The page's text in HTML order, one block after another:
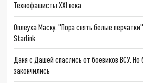
Технофашисты XXI века
Оплеуха Маску. "Пора снять белые
Starlink
Даня с Дашей спаслись от боевиков ВСУ.
закончились